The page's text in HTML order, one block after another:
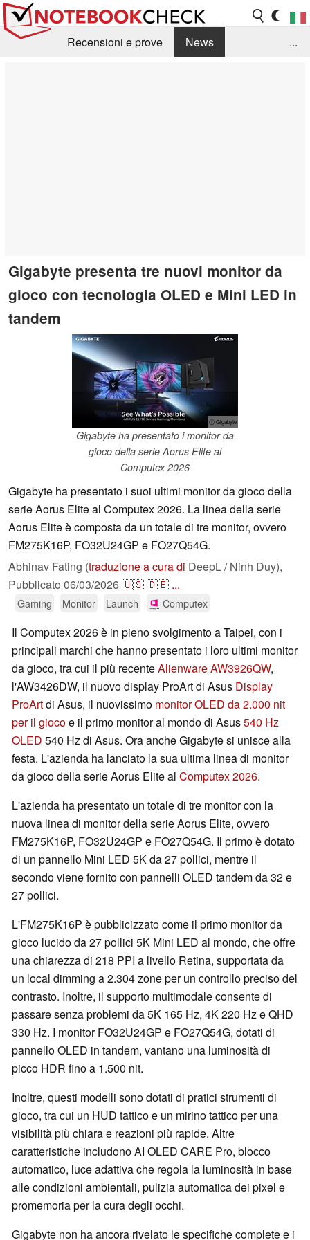
Recensioni e prove
News
...
Gigabyte presenta tre nuovi monitor da
gioco con tecnologia OLED e Mini LED in
tandem
ⓘ Gigabyte
Gigabyte ha presentato i monitor da
gioco della serie Aorus Elite al
Computex 2026
Gigabyte ha presentato i suoi ultimi monitor da gioco della
serie Aorus Elite al Computex 2026. La linea della serie
Aorus Elite è composta da un totale di tre monitor, ovvero
FM275K16P, FO32U24GP e FO27Q54G.
Abhinav Fating (traduzione a cura di DeepL / Ninh Duy),
Pubblicato 06/03/2026🇺🇸🇩🇪 ...
Gaming Monitor Launch Computex
Il Computex 2026 è in pieno svolgimento a Taipei, con i
principali marchi che hanno presentato i loro ultimi monitor
da gioco, tra cui il più recenteAlienware AW3926QW,
l'AW3426DW, il nuovo display ProArt di Asus Display
ProArtdi Asus, il nuovissimo monitor OLED da 2.000 nit
per il giocoe il primo monitor al mondo di Asus540 Hz
OLED 540 Hz di Asus. Ora anche Gigabyte si unisce alla
festa. L'azienda ha lanciato la sua ultima linea di monitor
da gioco della serie Aorus Elite al Computex 2026.
L'azienda ha presentato un totale di tre monitor con la
nuova linea di monitor della serie Aorus Elite, ovvero
FM275K16P, FO32U24GP e FO27Q54G. Il primo è dotato
di un pannello Mini LED 5K da 27 pollici, mentre il
secondo viene fornito con pannelli OLED tandem da 32 e
27 pollici.
L'FM275K16P è pubblicizzato come il primo monitor da
gioco lucido da 27 pollici 5K Mini LED al mondo, che offre
una chiarezza di 218 PPI a livello Retina, supportata da
un local dimming a 2.304 zone per un controllo preciso del
contrasto. Inoltre, il supporto multimodale consente di
passare senza problemi da 5K 165 Hz, 4K 220 Hz e QHD
330 Hz. I monitor FO32U24GP e FO27Q54G, dotati di
pannello OLED in tandem, vantano una luminosità di
picco HDR fino a 1.500 nit.
Inoltre, questi modelli sono dotati di pratici strumenti di
gioco, tra cui un HUD tattico e un mirino tattico per una
visibilità più chiara e reazioni più rapide. Altre
caratteristiche includono AI OLED CARE Pro, blocco
automatico, luce adattiva che regola la luminosità in base
alle condizioni ambientali, pulizia automatica dei pixel e
promemoria per la cura degli occhi.
Gigabyte non ha ancora rivelato le specifiche complete e i